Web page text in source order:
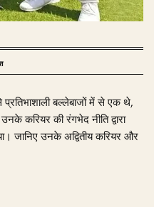
बल्लेबाजों में से एक थे,
करियर की रंगभेद नीति द्वारा
जानिए उनके अद्वितीय करियर और